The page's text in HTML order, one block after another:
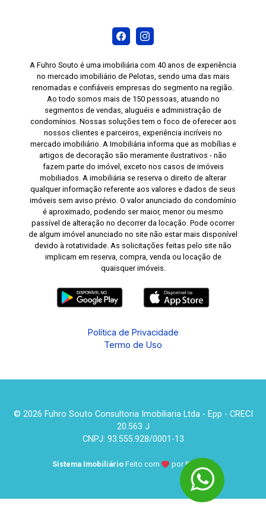
A Fuhro Souto é uma imobiliária com 40 anos de experiência
no mercado imobiliário de Pelotas, sendo uma das mais
renomadas e confiáveis empresas do segmento na região.
Ao todo somos mais de 150 pessoas, atuando no
segmentos de vendas, aluguéis e administração de
condomínios. Nossas soluções tem o foco de oferecer aos
nossos clientes e parceiros, experiência incríveis no
mercado imobiliário. A Imobiliária informa que as mobílias e
artigos de decoração são meramente ilustrativos - não
fazem parte do imóvel, exceto nos casos de imóveis
mobiliados. A imobiliária se reserva o direito de alterar
qualquer informação referente aos valores e dados de seus
imóveis sem aviso prévio. O valor anunciado do condomínio
é aproximado, podendo ser maior, menor ou mesmo
passível de alteração no decorrer da locação. Pode ocorrer
de algum imóvel anunciado no site não estar mais disponível
devido à rotatividade. As solicitações feitas pelo site não
implicam em reserva, compra, venda ou locação de
quaisquer imóveis.
Política de Privacidade
Termo de Uso
© 2026 Fuhro Souto Consultoria Imobiliaria Ltda - Epp - CRECI
20.563 J
CNPJ: 93.555.928/0001-13
Sistema Imobiliário Feito com porKUROLE